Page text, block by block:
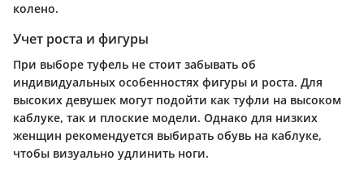
колено.
Учет роста и фигуры
При выборе туфель не стоит забывать об
индивидуальных особенностях фигуры и роста. Для
высоких девушек могут подойти как туфли на высоком
каблуке, так и плоские модели. Однако для низких
женщин рекомендуется выбирать обувь на каблуке,
чтобы визуально удлинить ноги.